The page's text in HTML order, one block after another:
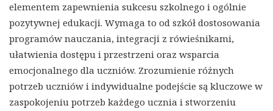
elementem zapewnienia sukcesu szkolnego i ogólnie
pozytywnej edukacji. Wymaga to od szkół dostosowania
programów nauczania, integracji z rówieśnikami,
ułatwienia dostępu i przestrzeni oraz wsparcia
emocjonalnego dla uczniów. Zrozumienie różnych
potrzeb uczniów i indywidualne podejście są kluczowe w
zaspokojeniu potrzeb każdego ucznia i stworzeniu